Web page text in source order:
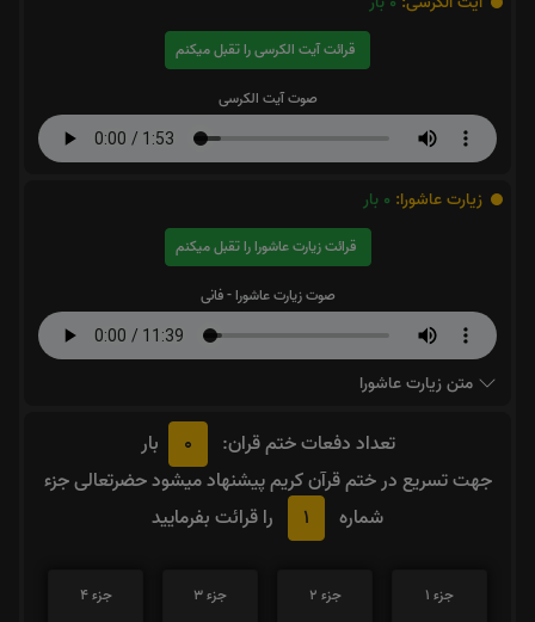
قرائت آیت الکرسی را تقبل میکنم
صوت آیت الکرسی
زیارت عاشورا: 0 بار
قرائت زیارت عاشورا را تقبل میکنم
صوت زیارت عاشورا - فانی
متن زیارت عاشورا
تعداد دفعات ختم قران: 0
بار
جهت تسریع در ختم قرآن کریم پیشنهاد میشود حضرتعالی جزء
شماره
1 را قرائت بفرمایید
جزء 1
جزء 2
جزء 3
جزء 4